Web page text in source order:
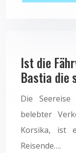
Ist die
Bastia die
Die
belebter
Korsika, ist
Reisende….